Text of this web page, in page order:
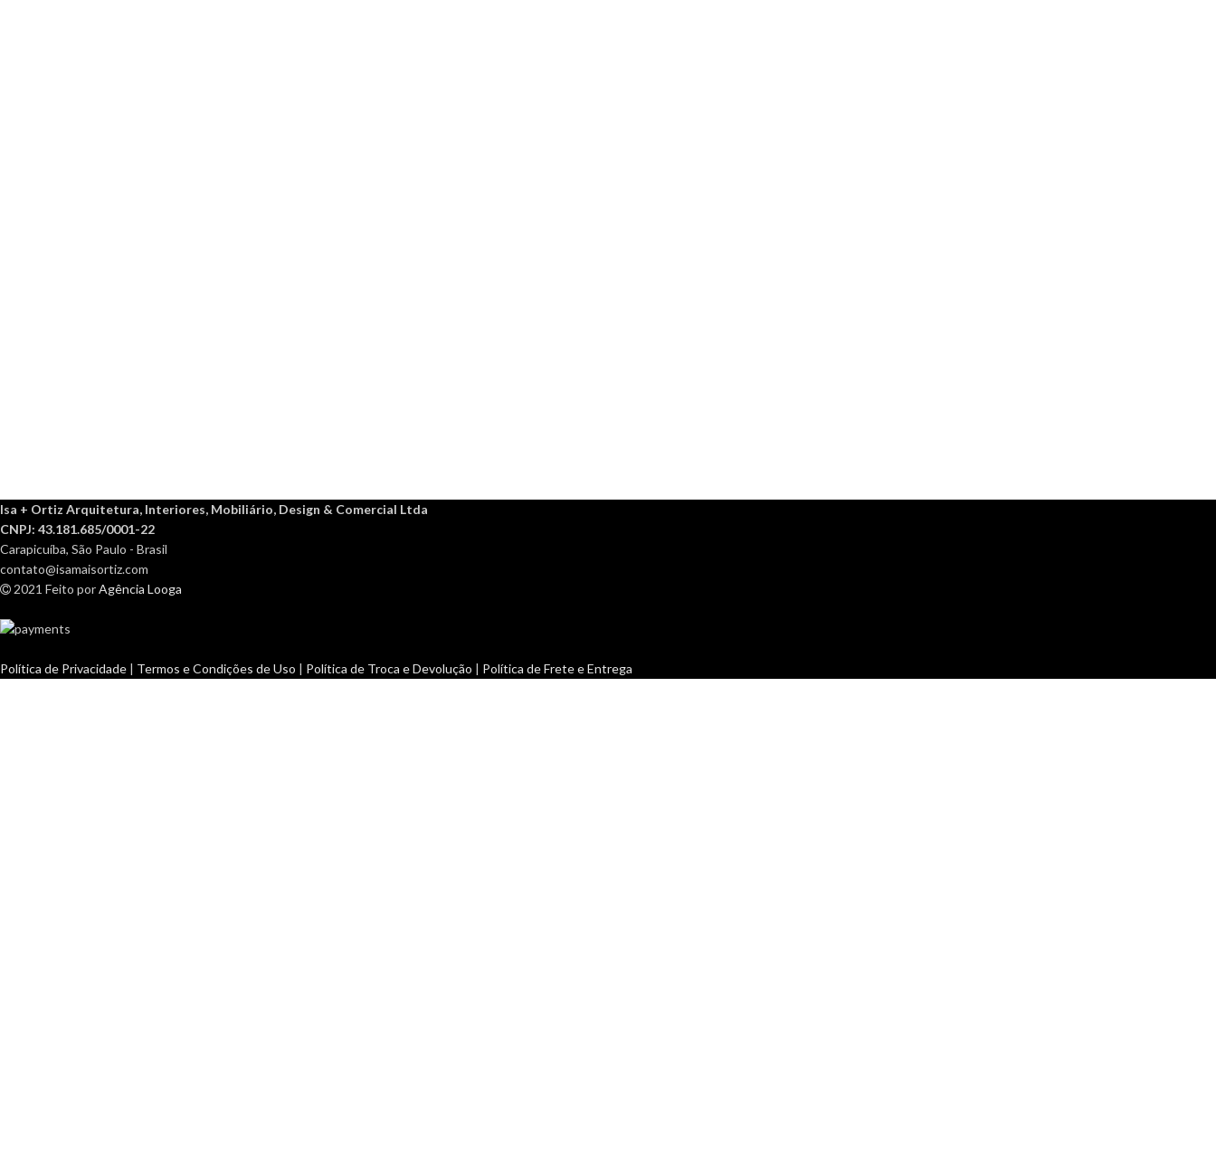
Isa + Ortiz Arquitetura, Interiores, Mobiliário, Design & Comercial Ltda
CNPJ: 43.181.685/0001-22
Carapicuíba, São Paulo - Brasil
contato@isamaisortiz.com
2021 Feito porAgência Looga
Política de Privacidade | Termos e Condições de Uso | Política de Troca e Devolução | Política de Frete e Entrega